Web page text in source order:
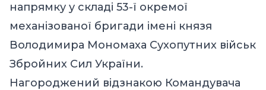
напрямку у складі 53-ї окремої
механізованої бригади імені князя
Володимира Мономаха Сухопутних військ
Збройних Сил України.
Нагороджений відзнакою Командувача